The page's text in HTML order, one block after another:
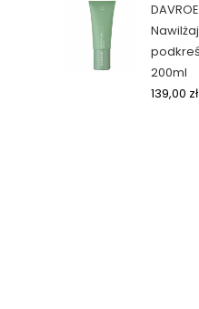
200ml
139,00 zł